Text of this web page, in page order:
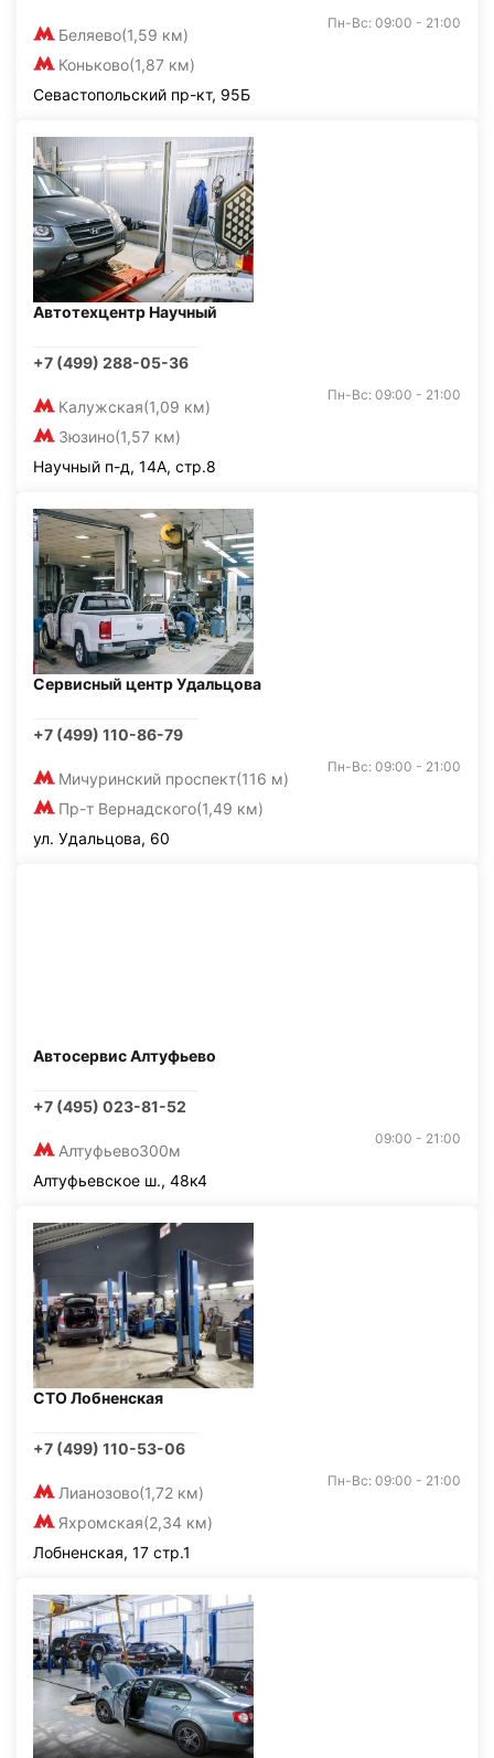
Беляево(1,59 км)
Коньково(1,87 км)
Пн-Вс: 09:00 - 21:00
Севастопольский пр-кт, 95Б
Автотехцентр Научный
+7 (499) 288-05-36
Калужская(1,09 км)
Зюзино(1,57 км)
Пн-Вс: 09:00 - 21:00
Научный п-д, 14А, стр.8
Сервисный центр Удальцова
+7 (499) 110-86-79
Мичуринский проспект(116 м)
Пр-т Вернадского(1,49 км)
Пн-Вс: 09:00 - 21:00
ул. Удальцова, 60
Автосервис Алтуфьево
+7 (495) 023-81-52
Алтуфьево300м
09:00 - 21:00
Алтуфьевское ш., 48к4
СТО Лобненская
+7 (499) 110-53-06
Лианозово(1,72 км)
Яхромская(2,34 км)
Пн-Вс: 09:00 - 21:00
Лобненская, 17 стр.1